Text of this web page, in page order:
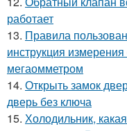
работает
13. Правила
инструкция
мегаомметром
14. Открыть замок
дверь без ключа
15. Холодильник,